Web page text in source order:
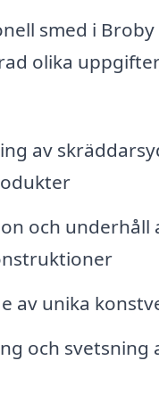
smed i
olika
av
och underhåll
av unika
och svetsning